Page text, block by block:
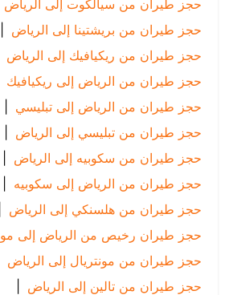
حجز طيران من سيالكوت إلى الرياض
|
حجز طيران من بريشتينا إلى الرياض
|
حجز طيران من ريكيافيك إلى الرياض
|
حجز طيران من الرياض إلى ريكيافيك |
حجز طيران من الرياض إلى تبليسي |
حجز طيران من تبليسي إلى الرياض
|
حجز طيران من سكوبيه إلى الرياض
|
حجز طيران من الرياض إلى سكوبيه |
حجز طيران من هلسنكي إلى الرياض
|
حجز طيران رخيص من الرياض إلى مونتريال
حجز طيران من مونتريال إلى الرياض
|
حجز طيران من تالين إلى الرياض
|